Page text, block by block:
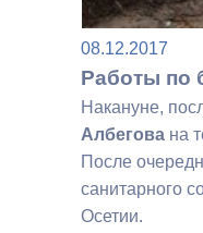
Открытые
проверок
08.12.2017
Работы по
Накануне,
Албегова на
После
санитарного
Осетии.